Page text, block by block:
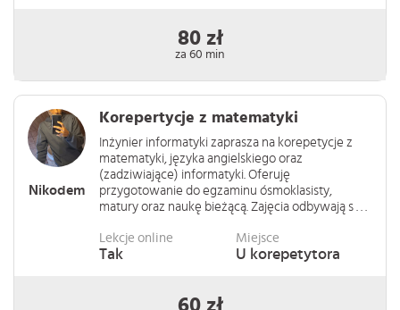
80 zł
za 60 min
Nikodem
Korepertycje z matematyki
Inżynier informatyki zaprasza na korepetycje z
matematyki, języka angielskiego oraz
(zadziwiające) informatyki. Oferuję
przygotowanie do egzaminu ósmoklasisty,
matury oraz naukę bieżącą. Zajęcia odbywają s . . .
Lekcje online
Tak
Miejsce
U korepetytora
60 zł